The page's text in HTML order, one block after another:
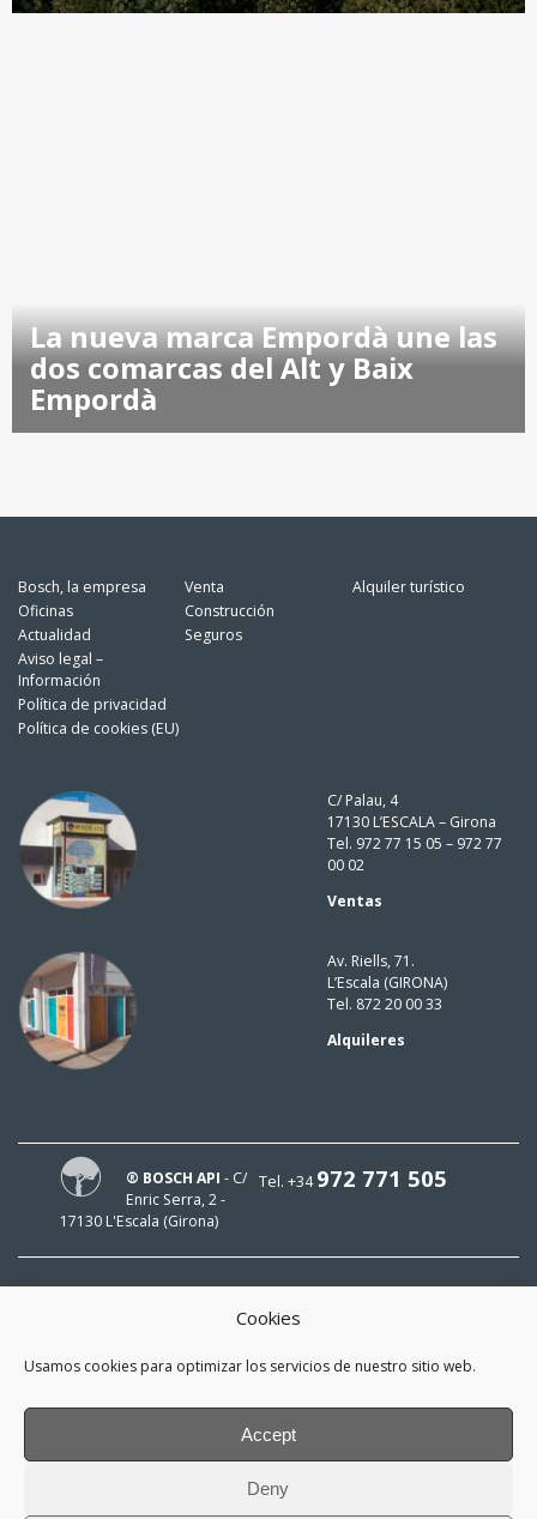
Cookies
Usamos cookies para optimizar los servicios de nuestro sitio web.
Accept
Deny
La nueva marca Empordà une las
dos comarcas del Alt y Baix
Empordà
Bosch, la empresa
Oficinas
Actualidad
Aviso legal –
Información
Política de privacidad
Política de cookies (EU)
Venta
Construcción
Seguros
Alquiler turístico
C/ Palau, 4
17130 L’ESCALA – Girona
Tel. 972 77 15 05 – 972 77
00 02
Ventas
Av. Riells, 71.
L’Escala (GIRONA)
Tel. 872 20 00 33
Alquileres
Tel. +34972 771 505
® BOSCH API - C/
Enric Serra, 2 -
17130 L'Escala (Girona)
¡Mi e-mail es
y me interesa estar al día!
*He leído y acepto lapolítica de